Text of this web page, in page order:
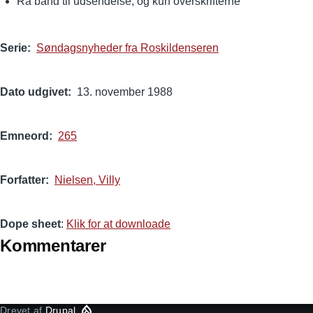
Serie Søndagsnyheder fra Roskildenseren
Dato udgivet 13. november 1988
Emneord 265
Forfatter Nielsen, Villy
Dope sheet: Klik for at downloade
Kommentarer
Drevet af Drupal